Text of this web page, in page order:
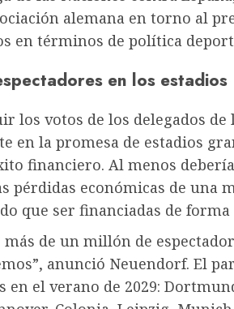
alemana en torno al
en términos de política
en los estadios
los votos de los delegados de
en la promesa de estadios
financiero. Al menos
pérdidas económicas de una
que ser financiadas de forma
de un millón de
anunció Neuendorf. El
en el verano de 2029: